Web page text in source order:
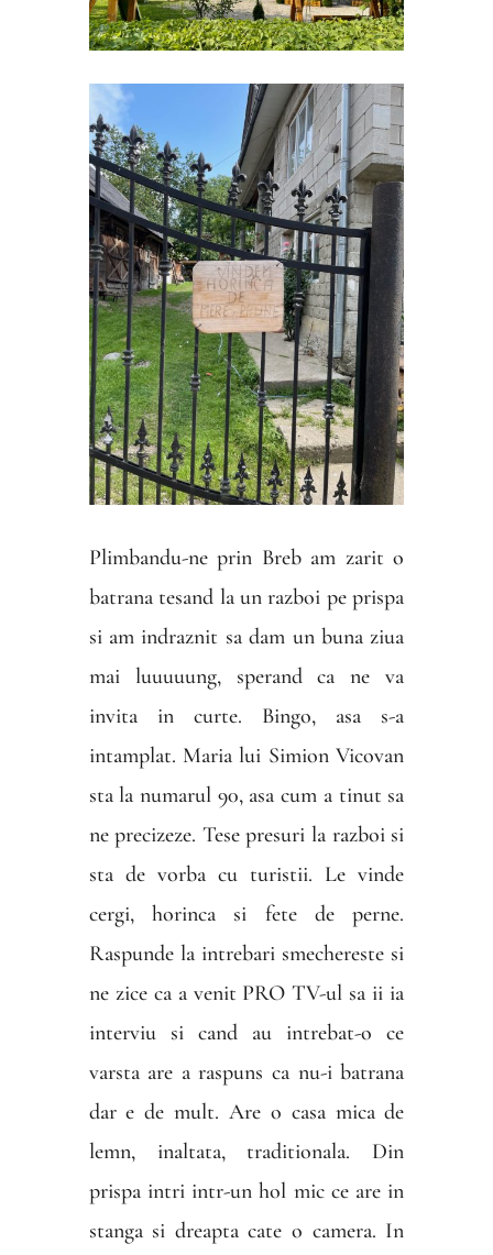
Plimbandu-ne prin Breb am zarit o
batrana tesand la un razboi pe prispa
si am indraznit sa dam un buna ziua
mai luuuuung, sperand ca ne va
invita in curte. Bingo, asa s-a
intamplat. Maria lui Simion Vicovan
sta la numarul 90, asa cum a tinut sa
ne precizeze. Tese presuri la razboi si
sta de vorba cu turistii. Le vinde
cergi, horinca si fete de perne.
Raspunde la intrebari smechereste si
ne zice ca a venit PRO TV-ul sa ii ia
interviu si cand au intrebat-o ce
varsta are a raspuns ca nu-i batrana
dar e de mult. Are o casa mica de
lemn, inaltata, traditionala. Din
prispa intri intr-un hol mic ce are in
stanga si dreapta cate o camera. In